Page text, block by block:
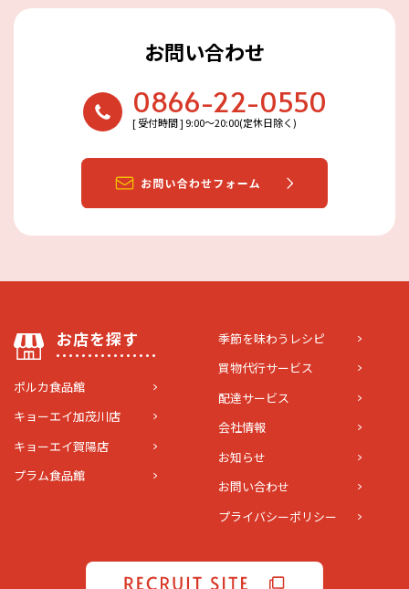
お問い合わせ
0866-22-0550
[ 受付時間 ] 9:00〜20:00(定休日除く)
お店を探す
ポルカ食品館
キョーエイ加茂川店
キョーエイ賀陽店
プラム食品館
季節を味わうレシピ
買物代行サービス
配達サービス
会社情報
お知らせ
お問い合わせ
プライバシーポリシー